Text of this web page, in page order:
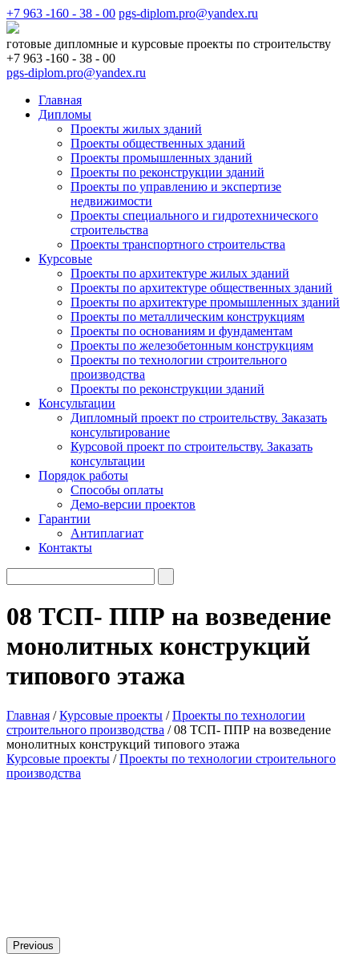
+7 963 -160 - 38 - 00 pgs-diplom.pro@yandex.ru
готовые дипломные и курсовые проекты по строительству
+7 963 -160 - 38 - 00
pgs-diplom.pro@yandex.ru
Главная
Дипломы
Проекты жилых зданий
Проекты общественных зданий
Проекты промышленных зданий
Проекты по реконструкции зданий
Проекты по управлению и экспертизе
недвижимости
Проекты специального и гидротехнического
строительства
Проекты транспортного строительства
Курсовые
Проекты по архитектуре жилых зданий
Проекты по архитектуре общественных зданий
Проекты по архитектуре промышленных зданий
Проекты по металлическим конструкциям
Проекты по основаниям и фундаментам
Проекты по железобетонным конструкциям
Проекты по технологии строительного
производства
Проекты по реконструкции зданий
Консультации
Дипломный проект по строительству. Заказать
консультирование
Курсовой проект по строительству. Заказать
консультации
Порядок работы
Способы оплаты
Демо-версии проектов
Гарантии
Антиплагиат
Контакты
08 ТСП- ППР на возведение
монолитных конструкций
типового этажа
Главная /Курсовые проекты /Проекты по технологии
строительного производства / 08 ТСП- ППР на возведение
монолитных конструкций типового этажа
Курсовые проекты /Проекты по технологии строительного
производства
Previous